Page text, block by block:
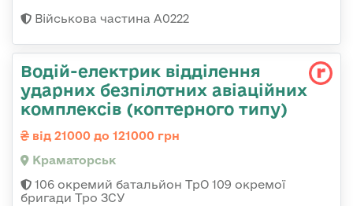
Військова частина А0222
Водій-електрик відділення
ударних безпілотних авіаційних
комплексів (коптерного типу)
від 21000 до 121000 грн
Краматорськ
106 окремий батальйон ТрО 109 окремої
бригади Тро ЗСУ